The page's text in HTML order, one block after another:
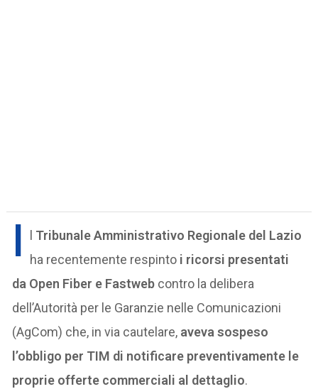
I l Tribunale Amministrativo Regionale del Lazio
ha recentemente respinto i ricorsi presentati
da Open Fiber e Fastweb contro la delibera
dell’Autorità per le Garanzie nelle Comunicazioni
(AgCom) che, in via cautelare, aveva sospeso
l’obbligo per TIM di notificare preventivamente le
proprie offerte commerciali al dettaglio.